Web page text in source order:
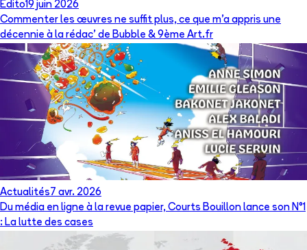
Édito19 juin 2026
Commenter les œuvres ne suffit plus, ce que m’a appris une
décennie à la rédac’ de Bubble & 9ème Art.fr
Actualités 7 avr. 2026
Du média en ligne à la revue papier, Courts Bouillon lance son N°1
: La lutte des cases